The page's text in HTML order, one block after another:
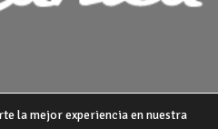
la mejor experiencia en nuestra